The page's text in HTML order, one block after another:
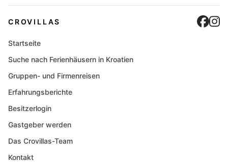
CROVILLAS
Startseite
Suche nach Ferienhäusern in Kroatien
Gruppen- und Firmenreisen
Erfahrungsberichte
Besitzerlogin
Gastgeber werden
Das Crovillas-Team
Kontakt